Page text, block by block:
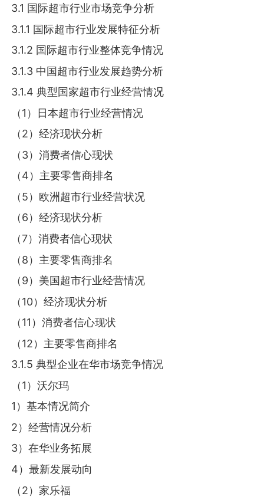
3.1 国际超市行业市场竞争分析
3.1.1 国际超市行业发展特征分析
3.1.2 国际超市行业整体竞争情况
3.1.3 中国超市行业发展趋势分析
3.1.4 典型国家超市行业经营情况
（1）日本超市行业经营情况
（2）经济现状分析
（3）消费者信心现状
（4）主要零售商排名
（5）欧洲超市行业经营状况
（6）经济现状分析
（7）消费者信心现状
（8）主要零售商排名
（9）美国超市行业经营情况
（10）经济现状分析
（11）消费者信心现状
（12）主要零售商排名
3.1.5 典型企业在华市场竞争情况
（1）沃尔玛
1）基本情况简介
2）经营情况分析
3）在华业务拓展
4）最新发展动向
（2）家乐福